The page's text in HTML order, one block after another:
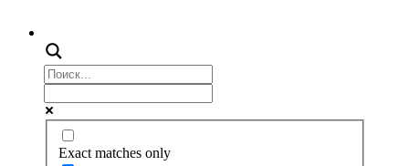
Exact matches only